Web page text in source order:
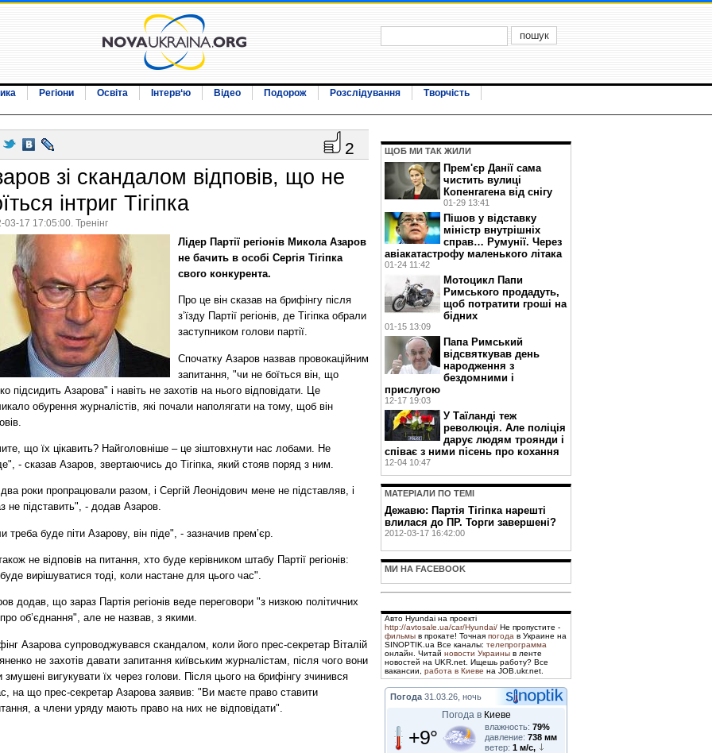
Регіони Освіта Інтерв‘ю Відео Подорож Розслідування Творчість
2
зі скандалом відповів, що не
інтриг Тігіпка
03-17 17:05:00. Тренінг
Лідер Партії регіонів Микола Азаров
не бачить в особі Сергія Тігіпка
свого конкурента.
Про це він сказав на брифінгу після
з’їзду Партії регіонів, де Тігіпка обрали
заступником голови партії.
Спочатку Азаров назвав провокаційним
запитання, "чи не боїться він, що
підсидить Азарова" і навіть не захотів на нього відповідати. Це
обурення журналістів, які почали наполягати на тому, щоб він
що їх цікавить? Найголовніше – це зіштовхнути нас лобами. Не
- сказав Азаров, звертаючись до Тігіпка, який стояв поряд з ним.
роки пропрацювали разом, і Сергій Леонідович мене не підставляв, і
не підставить", - додав Азаров.
треба буде піти Азарову, він піде", - зазначив прем’єр.
не відповів на питання, хто буде керівником штабу Партії регіонів:
вирішуватися тоді, коли настане для цього час".
додав, що зараз Партія регіонів веде переговори "з низкою політичних
об’єднання", але не назвав, з якими.
Азарова супроводжувався скандалом, коли його прес-секретар Віталій
не захотів давати запитання київським журналістам, після чого вони
змушені вигукувати їх через голови. Після цього на брифінгу зчинився
на що прес-секретар Азарова заявив: "Ви маєте право ставити
а члени уряду мають право на них не відповідати".
ЩОБ МИ ТАК ЖИЛИ
Прем'єр Данії сама
чистить вулиці
Копенгагена від снігу
01-29 13:41
Пішов у відставку
міністр внутрішніх
справ… Румунії. Через
авіакатастрофу маленького літака
01-24 11:42
Мотоцикл Папи
Римського продадуть,
щоб потратити гроші на
бідних
01-15 13:09
Папа Римський
відсвяткував день
народження з
бездомними і
прислугою
12-17 19:03
У Таїланді теж
революція. Але поліція
дарує людям троянди і
співає з ними пісень про кохання
12-04 10:47
МАТЕРIАЛИ ПО ТЕМI
Дежавю: Партія Тігіпка нарешті
влилася до ПР. Торги завершені?
2012-03-17 16:42:00
МИ НА FACEBOOK
Авто Hyundai на проекті
http://avtosale.ua/car/Hyundai/ Не пропустите -
фильмы в прокате! Точная погода в Украине на
SINOPTIK.ua Все каналы: телепрограмма
онлайн. Читай новости Украины в ленте
новостей на UKR.net. Ищешь работу? Все
вакансии, работа в Киеве на JOB.ukr.net.
Погода 31.03.26, ночь
Погода в Киеве
+9° влажность: 79%
давление: 738 мм
ветер: 1 м/с,